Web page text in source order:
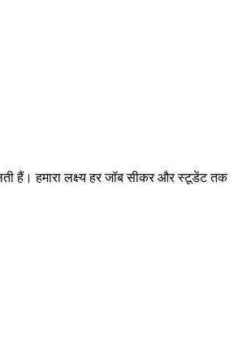
हैं। हमारा लक्ष्य हर जॉब सीकर और स्टूडेंट तक